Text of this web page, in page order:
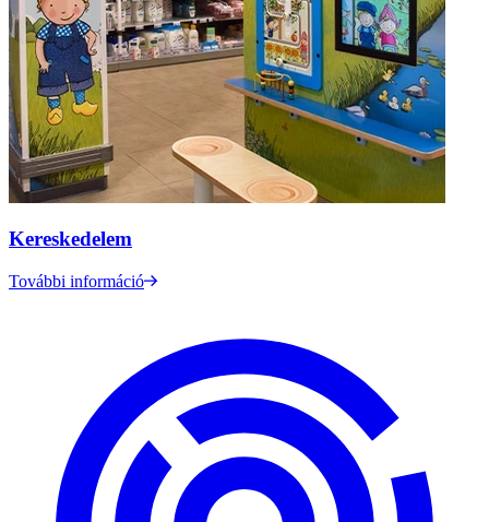
Kereskedelem
További információ